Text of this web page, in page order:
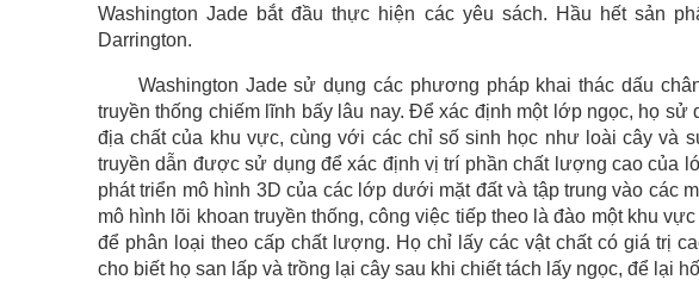
Washington Jade bắt đầu thực hiện các yêu sách. Hầu hết sản
Darrington.
Washington Jade sử dụng các phương pháp khai thác dấu
truyền thống chiếm lĩnh bấy lâu nay. Để xác định một lớp ngọc, họ sử
địa chất của khu vực, cùng với các chỉ số sinh học như loài cây và
truyền dẫn được sử dụng để xác định vị trí phần chất lượng cao của
phát triển mô hình 3D của các lớp dưới mặt đất và tập trung vào các
mô hình lõi khoan truyền thống, công việc tiếp theo là đào một khu
để phân loại theo cấp chất lượng. Họ chỉ lấy các vật chất có giá trị
cho biết họ san lấp và trồng lại cây sau khi chiết tách lấy ngọc, để lại